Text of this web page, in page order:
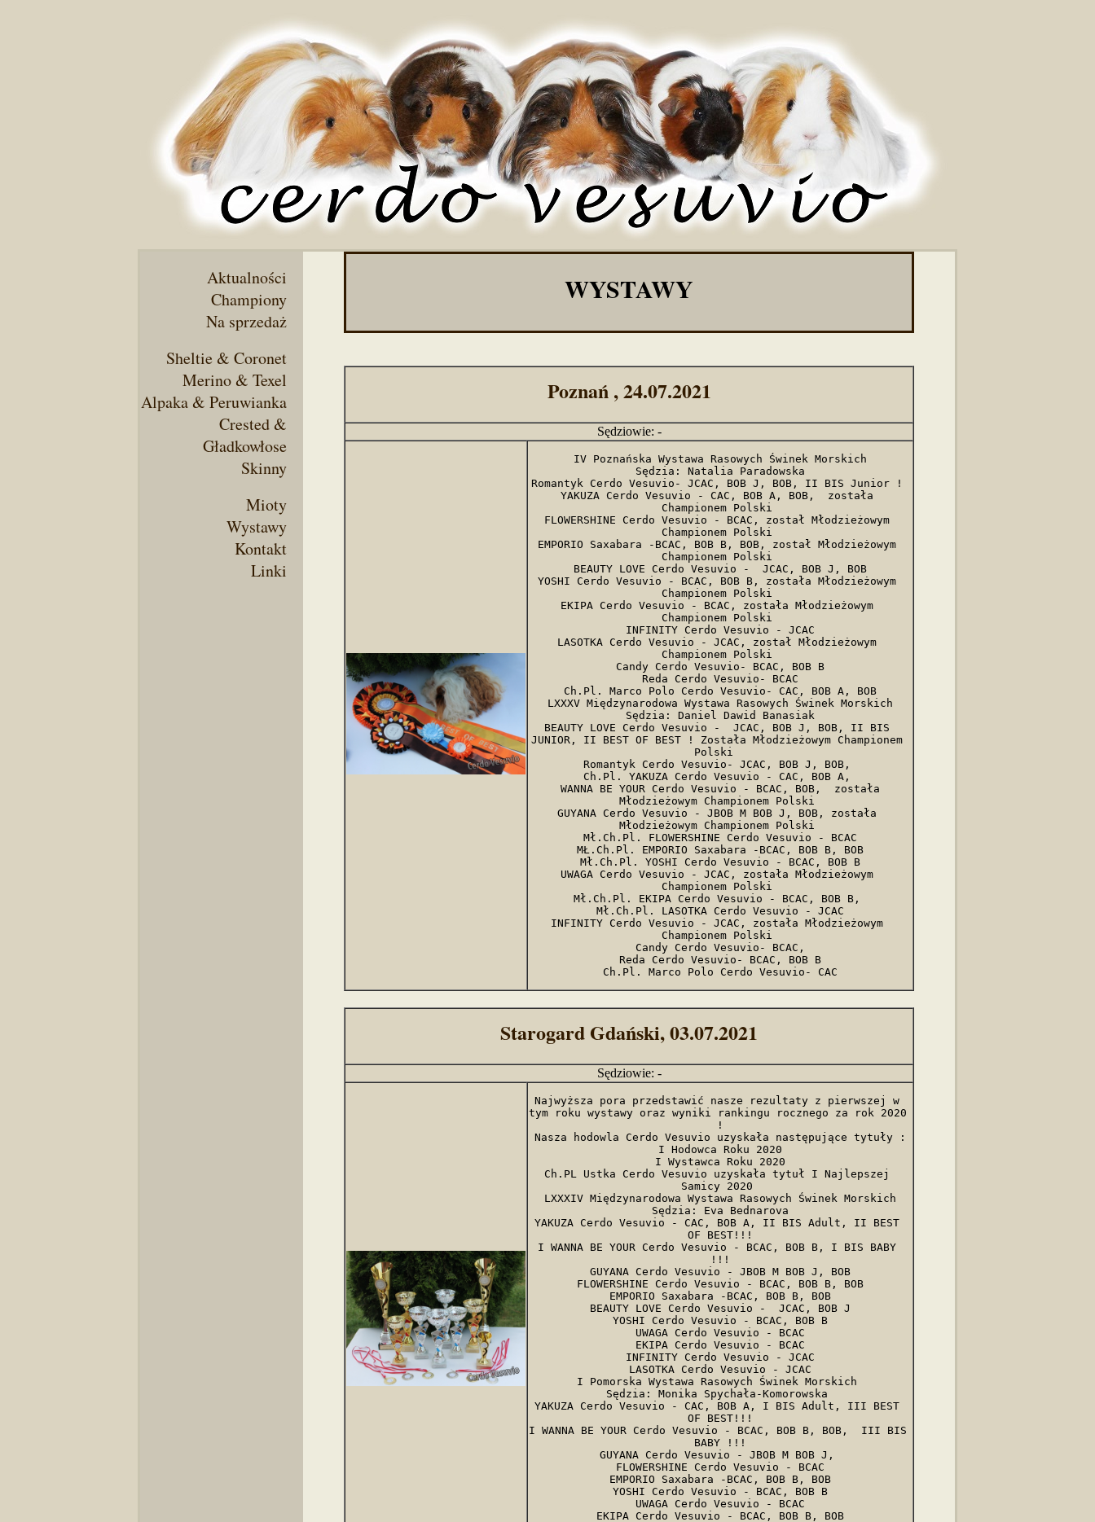
Aktualności
Championy
Na sprzedaż
Sheltie & Coronet
Merino & Texel
Alpaka & Peruwianka
Crested &
Gładkowłose
Skinny
Mioty
Wystawy
Kontakt
Linki
WYSTAWY
Poznań , 24.07.2021
Sędziowie: -
IV Poznańska Wystawa Rasowych Świnek Morskich
Sędzia: Natalia Paradowska
Romantyk Cerdo Vesuvio- JCAC, BOB J, BOB, II BIS Junior !
YAKUZA Cerdo Vesuvio - CAC, BOB A, BOB,  została
Championem Polski
FLOWERSHINE Cerdo Vesuvio - BCAC, został Młodzieżowym
Championem Polski
EMPORIO Saxabara -BCAC, BOB B, BOB, został Młodzieżowym
Championem Polski
BEAUTY LOVE Cerdo Vesuvio -  JCAC, BOB J, BOB
YOSHI Cerdo Vesuvio - BCAC, BOB B, została Młodzieżowym
Championem Polski
EKIPA Cerdo Vesuvio - BCAC, została Młodzieżowym
Championem Polski
INFINITY Cerdo Vesuvio - JCAC
LASOTKA Cerdo Vesuvio - JCAC, został Młodzieżowym
Championem Polski
Candy Cerdo Vesuvio- BCAC, BOB B
Reda Cerdo Vesuvio- BCAC
Ch.Pl. Marco Polo Cerdo Vesuvio- CAC, BOB A, BOB
LXXXV Międzynarodowa Wystawa Rasowych Świnek Morskich
Sędzia: Daniel Dawid Banasiak
BEAUTY LOVE Cerdo Vesuvio -  JCAC, BOB J, BOB, II BIS
JUNIOR, II BEST OF BEST ! Została Młodzieżowym Championem
Polski
Romantyk Cerdo Vesuvio- JCAC, BOB J, BOB,
Ch.Pl. YAKUZA Cerdo Vesuvio - CAC, BOB A,
Młodzieżowym Championem Polski
GUYANA Cerdo Vesuvio - JBOB M BOB J, BOB, została
Młodzieżowym Championem Polski
Mł.Ch.Pl. FLOWERSHINE Cerdo Vesuvio - BCAC
MŁ.Ch.Pl. EMPORIO Saxabara -BCAC, BOB B, BOB
Mł.Ch.Pl. YOSHI Cerdo Vesuvio - BCAC, BOB B
UWAGA Cerdo Vesuvio - JCAC, została Młodzieżowym
Championem Polski
Mł.Ch.Pl. EKIPA Cerdo Vesuvio - BCAC, BOB B,
Mł.Ch.Pl. LASOTKA Cerdo Vesuvio - JCAC
INFINITY Cerdo Vesuvio - JCAC, została Młodzieżowym
Championem Polski
Candy Cerdo Vesuvio- BCAC,
Reda Cerdo Vesuvio- BCAC, BOB B
Ch.Pl. Marco Polo Cerdo Vesuvio- CAC
Starogard Gdański, 03.07.2021
Sędziowie: -
Najwyższa pora przedstawić nasze rezultaty z pierwszej w
tym roku wystawy oraz wyniki rankingu rocznego za rok 2020
!
Nasza hodowla Cerdo Vesuvio uzyskała następujące tytuły :
I Hodowca Roku 2020
I Wystawca Roku 2020
Ch.PL Ustka Cerdo Vesuvio uzyskała tytuł I Najlepszej
Samicy 2020
LXXXIV Międzynarodowa Wystawa Rasowych Świnek Morskich
Sędzia: Eva Bednarova
YAKUZA Cerdo Vesuvio - CAC, BOB A, II BIS Adult, II BEST
OF BEST!!!
I WANNA BE YOUR Cerdo Vesuvio - BCAC, BOB B, I BIS BABY
!!!
GUYANA Cerdo Vesuvio - JBOB M BOB J, BOB
FLOWERSHINE Cerdo Vesuvio - BCAC, BOB B, BOB
EMPORIO Saxabara -BCAC, BOB B, BOB
BEAUTY LOVE Cerdo Vesuvio -  JCAC, BOB J
YOSHI Cerdo Vesuvio - BCAC, BOB B
UWAGA Cerdo Vesuvio - BCAC
EKIPA Cerdo Vesuvio - BCAC
INFINITY Cerdo Vesuvio - JCAC
LASOTKA Cerdo Vesuvio - JCAC
I Pomorska Wystawa Rasowych Świnek Morskich
Sędzia: Monika Spychała-Komorowska
YAKUZA Cerdo Vesuvio - CAC, BOB A, I BIS Adult, III BEST
OF BEST!!!
I WANNA BE YOUR Cerdo Vesuvio - BCAC, BOB B, BOB,  III BIS
BABY !!!
GUYANA Cerdo Vesuvio - JBOB M BOB J,
FLOWERSHINE Cerdo Vesuvio - BCAC
EMPORIO Saxabara -BCAC, BOB B, BOB
YOSHI Cerdo Vesuvio - BCAC, BOB B
UWAGA Cerdo Vesuvio - BCAC
EKIPA Cerdo Vesuvio - BCAC, BOB B, BOB